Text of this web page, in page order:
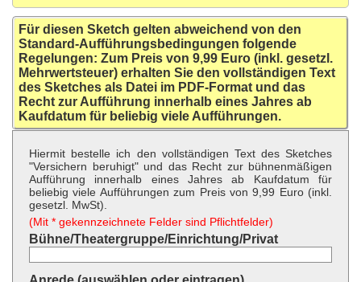
Für diesen Sketch gelten abweichend von den
Standard-Aufführungsbedingungen folgende
Regelungen: Zum Preis von 9,99 Euro (inkl. gesetzl.
Mehrwertsteuer) erhalten Sie den vollständigen Text
des Sketches als Datei im PDF-Format und das
Recht zur Aufführung innerhalb eines Jahres ab
Kaufdatum für beliebig viele Aufführungen.
Hiermit bestelle ich den vollständigen Text des Sketches
"Versichern beruhigt" und das Recht zur bühnenmäßigen
Aufführung innerhalb eines Jahres ab Kaufdatum für
beliebig viele Aufführungen zum Preis von 9,99 Euro (inkl.
gesetzl. MwSt).
(Mit * gekennzeichnete Felder sind Pflichtfelder)
Bühne/Theatergruppe/Einrichtung/Privat